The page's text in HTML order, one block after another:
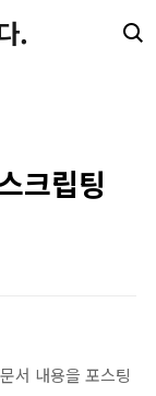
.
크립팅
서 내용을 포스팅